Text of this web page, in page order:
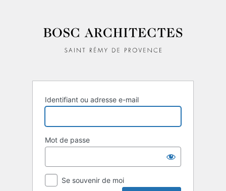
Identifiant ou adresse e-mail
Mot de passe
Alternative:
Se souvenir de moi